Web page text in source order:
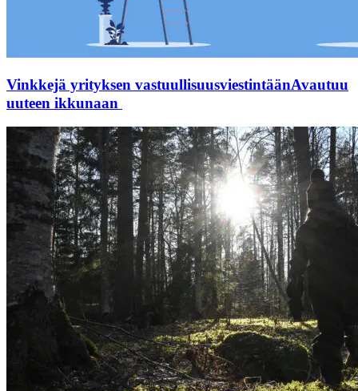
Vinkkejä yrityksen vastuullisuusviestintäänAvautuu
uuteen ikkunaan